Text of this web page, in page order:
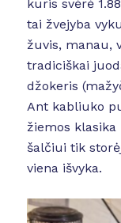
kuris svėrė
tai žvejyba
žuvis, manau,
tradiciškai
džokeris
Ant kabliuko
žiemos
šalčiui tik
viena išvyka.